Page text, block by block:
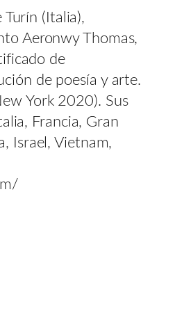
(Italia),
Aeronwy Thomas,
de
de poesía y arte.
York 2020). Sus
Francia, Gran
Israel, Vietnam,